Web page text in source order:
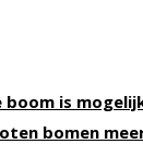
is
bomen